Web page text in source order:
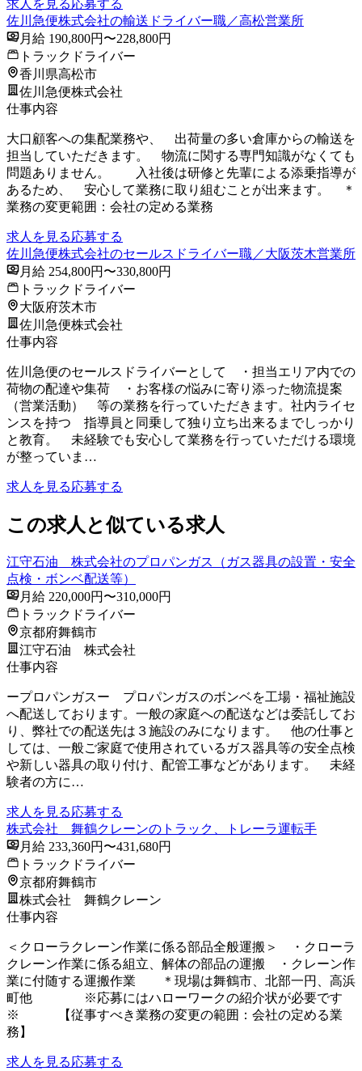
求人を見る応募する
佐川急便株式会社の輸送ドライバー職／高松営業所
月給 190,800円〜228,800円
トラックドライバー
香川県高松市
佐川急便株式会社
仕事内容
大口顧客への集配業務や、 出荷量の多い倉庫からの輸送を
担当していただきます。 物流に関する専門知識がなくても
問題ありません。 入社後は研修と先輩による添乗指導が
あるため、 安心して業務に取り組むことが出来ます。 ＊
業務の変更範囲：会社の定める業務
求人を見る応募する
佐川急便株式会社のセールスドライバー職／大阪茨木営業所
月給 254,800円〜330,800円
トラックドライバー
大阪府茨木市
佐川急便株式会社
仕事内容
佐川急便のセールスドライバーとして ・担当エリア内での
荷物の配達や集荷 ・お客様の悩みに寄り添った物流提案
（営業活動） 等の業務を行っていただきます。社内ライセ
ンスを持つ 指導員と同乗して独り立ち出来るまでしっかり
と教育。 未経験でも安心して業務を行っていただける環境
が整っていま…
求人を見る応募する
この求人と似ている求人
江守石油 株式会社のプロパンガス（ガス器具の設置・安全
点検・ボンベ配送等）
月給 220,000円〜310,000円
トラックドライバー
京都府舞鶴市
江守石油 株式会社
仕事内容
ープロパンガスー プロパンガスのボンベを工場・福祉施設
へ配送しております。一般の家庭への配送などは委託してお
り、弊社での配送先は３施設のみになります。 他の仕事と
しては、一般ご家庭で使用されているガス器具等の安全点検
や新しい器具の取り付け、配管工事などがあります。 未経
験者の方に…
求人を見る応募する
株式会社 舞鶴クレーンのトラック、トレーラ運転手
月給 233,360円〜431,680円
トラックドライバー
京都府舞鶴市
株式会社 舞鶴クレーン
仕事内容
＜クローラクレーン作業に係る部品全般運搬＞ ・クローラ
クレーン作業に係る組立、解体の部品の運搬 ・クレーン作
業に付随する運搬作業 ＊現場は舞鶴市、北部一円、高浜
町他 ※応募にはハローワークの紹介状が必要です
※ 【従事すべき業務の変更の範囲：会社の定める業
務】
求人を見る応募する